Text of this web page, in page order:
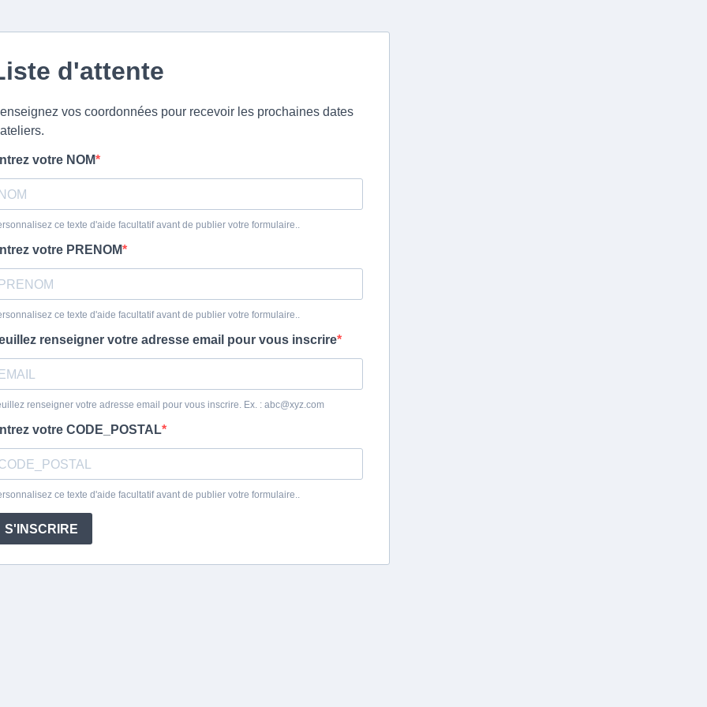
d'attente
vos coordonnées pour recevoir les prochaines dates
votre NOM
ce texte d'aide facultatif avant de publier votre formulaire..
votre PRENOM
ce texte d'aide facultatif avant de publier votre formulaire..
renseigner votre adresse email pour vous inscrire
renseigner votre adresse email pour vous inscrire. Ex. : abc@xyz.com
votre CODE_POSTAL
ce texte d'aide facultatif avant de publier votre formulaire..
S'INSCRIRE